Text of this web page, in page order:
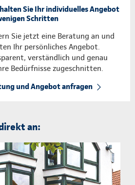
Sie Ihr individuelles Angebot
Schritten
Sie jetzt eine Beratung an und
Ihr persönliches Angebot.
verständlich und genau
Bedürfnisse zugeschnitten.
und Angebot anfragen
an: